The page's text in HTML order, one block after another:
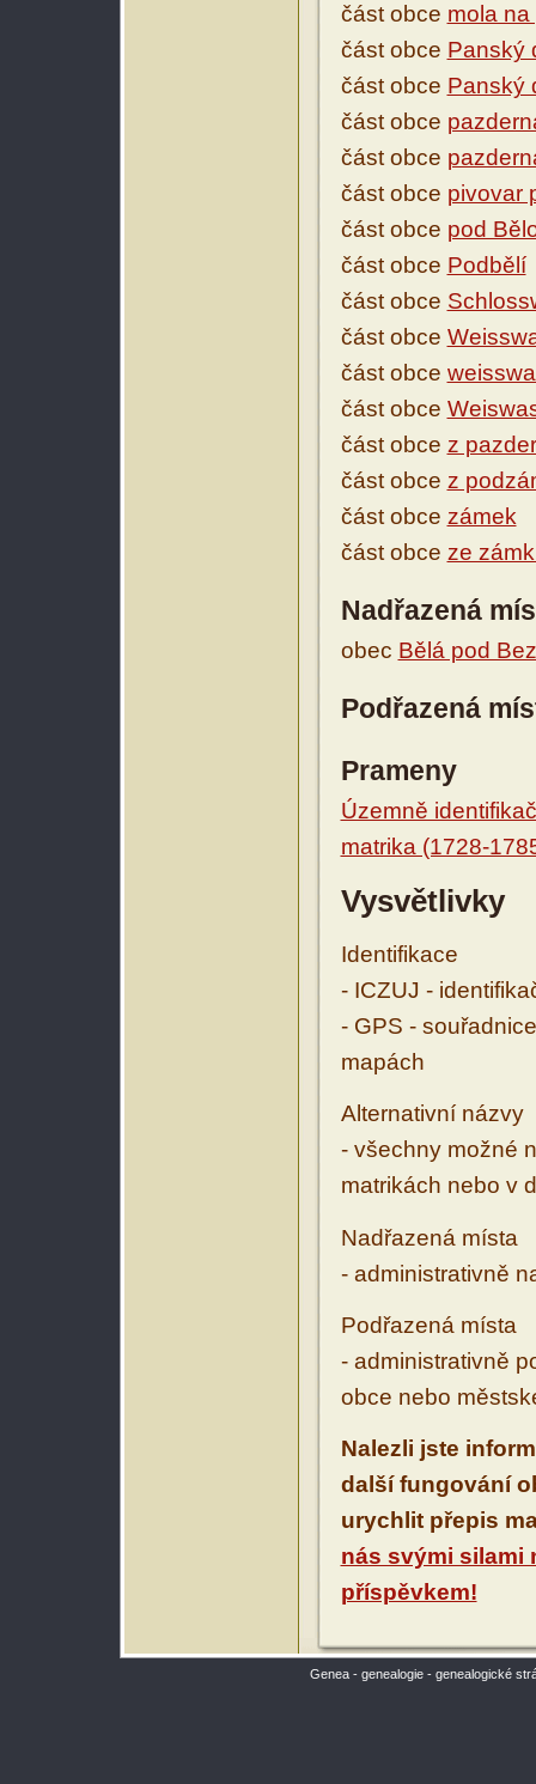
část obce mola na
část obce Panský
část obce Panský
část obce
část obce
část obce pivovar
část obce pod
část obce Podbělí
část obce
část obce
část obce
část obce
část obce z
část obce z
část obce zámek
část obce ze
Nadřazená
obec Bělá pod
Podřazená
Prameny
Územně
matrika (1728-
Vysvětlivky
Identifikace
- ICZUJ -
- GPS -
mapách
Alternativní názvy
- všechny možné
matrikách nebo v
Nadřazená místa
- administrativně
Podřazená místa
- administrativně
obce nebo
Nalezli jste
další fungování
urychlit přepis
nás svými silami
příspěvkem!
Genea - genealogie - genealogické